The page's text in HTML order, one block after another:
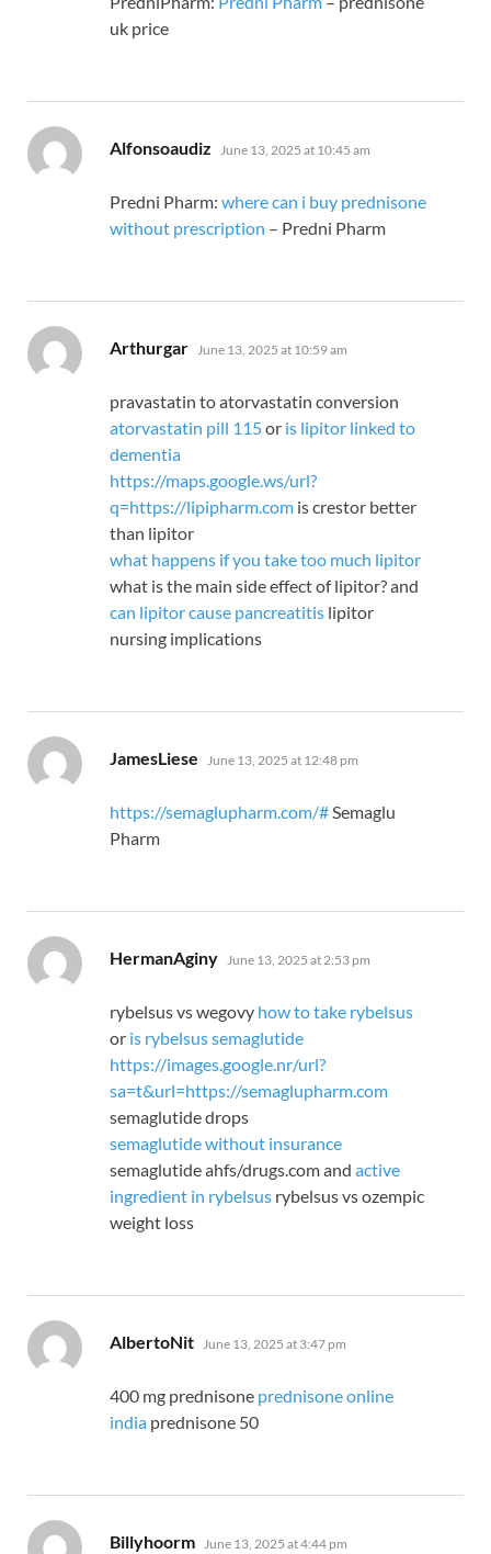
uk price
Alfonsoaudiz says:
June 13, 2025 at 10:45 am
Predni Pharm: where can i buy prednisone
without prescription – Predni Pharm
Arthurgar says:
June 13, 2025 at 10:59 am
pravastatin to atorvastatin conversion
atorvastatin pill 115or is lipitor linked to
dementia
https://maps.google.ws/url?
q=https://lipipharm.com is crestor better
than lipitor
what happens if you take too much lipitor
what is the main side effect of lipitor? and
can lipitor cause pancreatitis lipitor
nursing implications
JamesLiese says:
June 13, 2025 at 12:48 pm
https://semaglupharm.com/#Semaglu
Pharm
HermanAginy says:
June 13, 2025 at 2:53 pm
rybelsus vs wegovy how to take rybelsus
or is rybelsus semaglutide
https://images.google.nr/url?
sa=t&url=https://semaglupharm.com
semaglutide drops
semaglutide without insurance
semaglutide ahfs/drugs.com and active
ingredient in rybelsus rybelsus vs ozempic
weight loss
AlbertoNit says:
June 13, 2025 at 3:47 pm
400 mg prednisone prednisone online
india prednisone 50
Billyhoorm says:
June 13, 2025 at 4:44 pm